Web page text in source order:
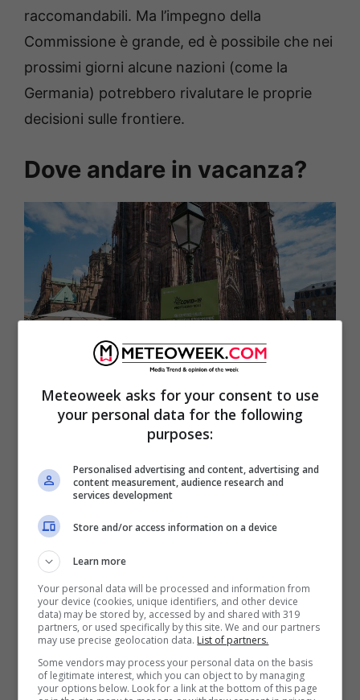
raccomandabili. Ma l’impegno della
Commissione è grande, ed è possibile che nei
prossimi giorni alcune nazioni (come la
Germania) potrebbero rivalutare le proprie
decisioni sulle frontiere.
Dove andare in vacanza?
(Foto di Patrick Hertzog, da Getty Images)
Per fortuna, ci sono ancora mete accessibili
Meteoweek asks for your consent to use
your personal data for the following
purposes:
Personalised advertising and content, advertising and
content measurement, audience research and
services development
Store and/or access information on a device
Learn more
Your personal data will be processed and information from
your device (cookies, unique identifiers, and other device
data) may be stored by, accessed by and shared with 319
partners, or used specifically by this site. We and our partners
may use precise geolocation data. List of partners.
Some vendors may process your personal data on the basis
of legitimate interest, which you can object to by managing
your options below. Look for a link at the bottom of this page